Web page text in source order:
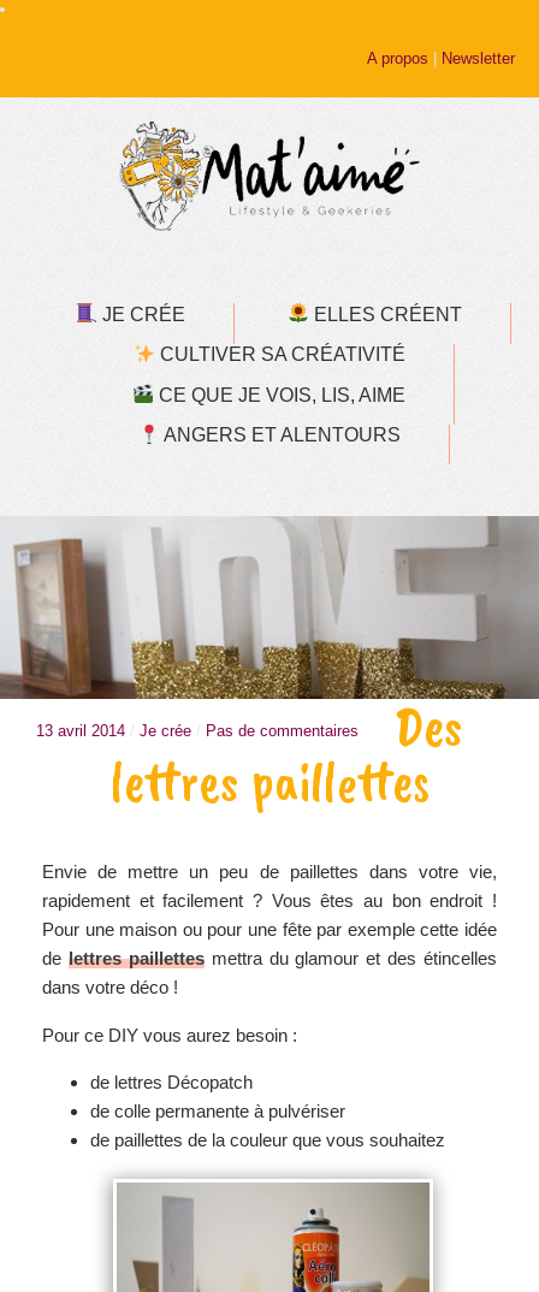
A propos | Newsletter
JE CRÉE
ELLES CRÉENT
CULTIVER SA CRÉATIVITÉ
CE QUE JE VOIS, LIS, AIME
ANGERS ET ALENTOURS
13 avril 2014 / Je crée / Pas de commentaires Des
lettres paillettes
Envie de mettre un peu de paillettes dans votre vie,
rapidement et facilement ? Vous êtes au bon endroit !
Pour une maison ou pour une fête par exemple cette idée
de lettres paillettesmettra du glamour et des étincelles
dans votre déco !
Pour ce DIY vous aurez besoin :
de lettres Décopatch
de colle permanente à pulvériser
de paillettes de la couleur que vous souhaitez